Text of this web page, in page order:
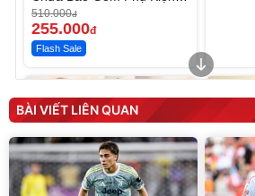
Và Pin
510.000đ
255.000đ
Flash Sale
BÀI VIẾT LIÊN QUAN